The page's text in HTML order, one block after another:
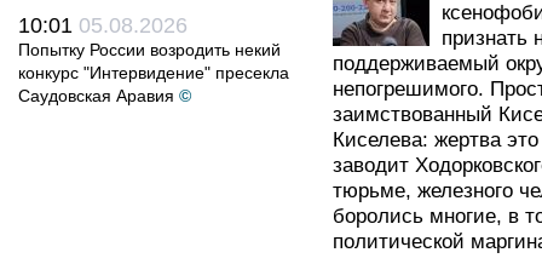
10:01 05.08.2026
Попытку России возродить некий
конкурс "Интервидение" пресекла
Саудовская Аравия ©
признать
поддерживаемый
непогрешимого.
заимствованный
Киселева: жертва
заводит
тюрьме, железного
боролись многие, в
политической